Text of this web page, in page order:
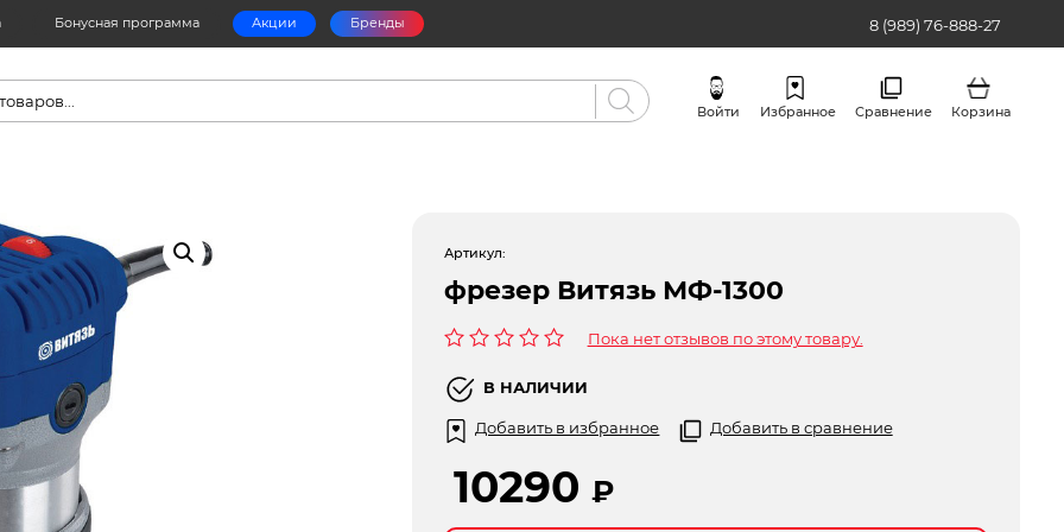
Бонусная программа Акции Бренды 8 (989) 76-888-27
Войти Избранное Сравнение Корзина
Артикул:
фрезер Витязь МФ-1300
0
из
5
Пока нет отзывов по этому товару.
В НАЛИЧИИ
Добавить в избранное Добавить в сравнение
10290 ₽